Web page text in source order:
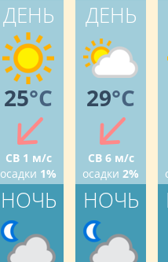
ДЕНЬ
25°C
СВ 1 м/с
осадки 1%
НОЧЬ
ДЕНЬ
29°C
СВ 6 м/с
осадки 2%
НОЧЬ